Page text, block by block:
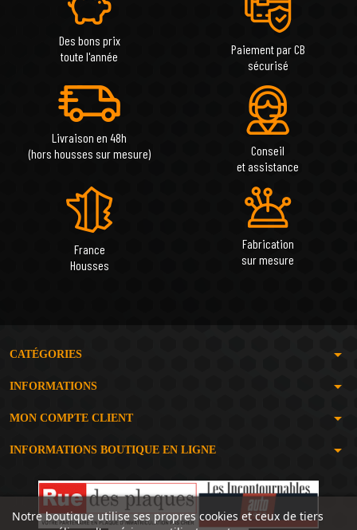
Des bons prix
toute l'année
Paiement par CB
sécurisé
Livraison en 48h
(hors housses sur mesure)
Conseil
et assistance
France
Housses
Fabrication
sur mesure
CATÉGORIES arrow_drop_down
INFORMATIONS arrow_drop_down
MON COMPTE CLIENT arrow_drop_down
INFORMATIONS BOUTIQUE EN LIGNE arrow_drop_down
Notre boutique utilise ses propres cookies et ceux de tiers